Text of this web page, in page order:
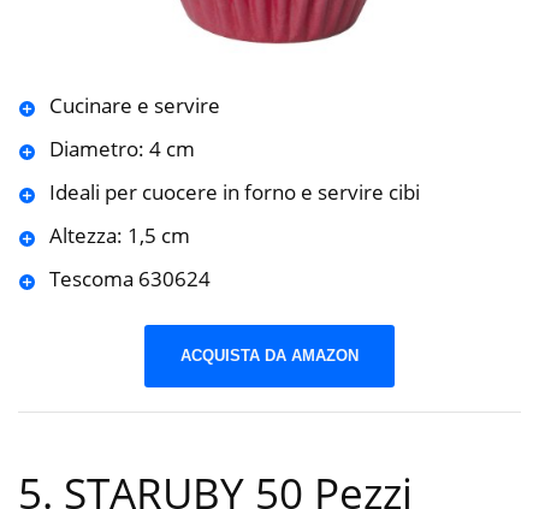
Cucinare e servire
Diametro: 4 cm
Ideali per cuocere in forno e servire cibi
Altezza: 1,5 cm
Tescoma 630624
ACQUISTA DA AMAZON
5. STARUBY 50 Pezzi